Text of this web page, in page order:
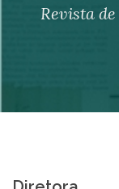
Revista